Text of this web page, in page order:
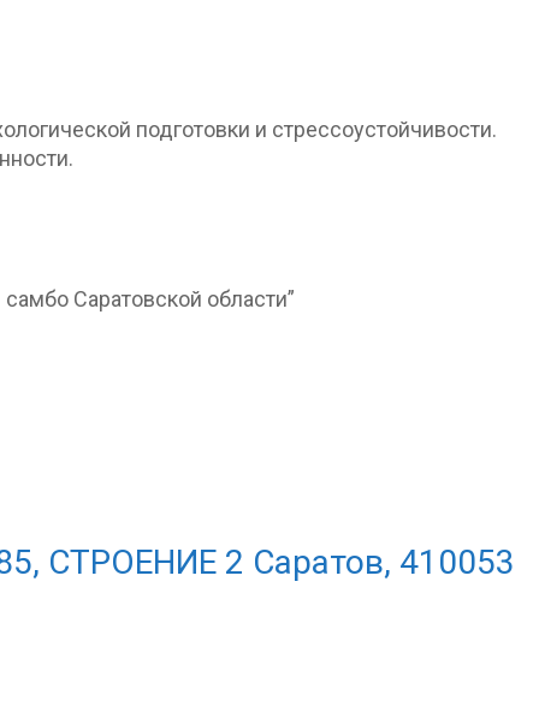
подготовки и стрессоустойчивости.
Саратовской области”
СТРОЕНИЕ 2 Саратов, 410053